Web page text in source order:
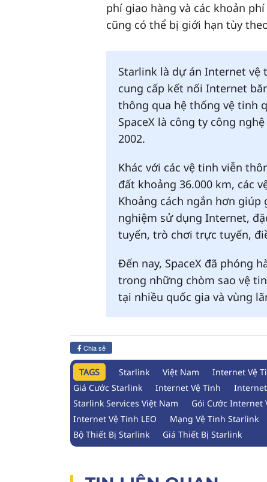
phí giao hàng và các khoản
cũng có thể bị giới hạn tùy
Starlink là dự án Internet vệ
cung cấp kết nối Internet
thông qua hệ thống vệ tinh
SpaceX là công ty công
2002.
Khác với các vệ tinh viễn
đất khoảng 36.000 km, các
Khoảng cách ngắn hơn
nghiệm sử dụng Internet,
tuyến, trò chơi trực tuyến,
Đến nay, SpaceX đã phóng
trong những chòm sao vệ
tại nhiều quốc gia và vùng
Chia sẻ
TAGS Starlink Việt Nam Internet Vệ
Giá Cước Starlink
Internet Vệ Tinh
Starlink Services Việt Nam
Gói Cước Internet
Internet Vệ Tinh LEO
Mạng Vệ Tinh Starlink
Bộ Thiết Bị Starlink
Giá Thiết Bị Starlink